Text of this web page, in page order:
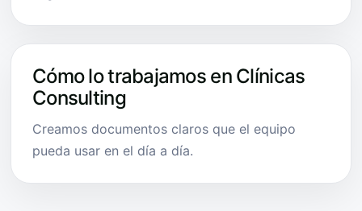
Cómo lo trabajamos en Clínicas
Consulting
Creamos documentos claros que el equipo
pueda usar en el día a día.